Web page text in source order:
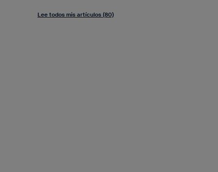
Lee todos mis artículos (80)